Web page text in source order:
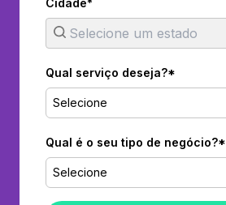
Qual serviço deseja?*
Selecione
Qual é o seu tipo de negócio?*
Selecione